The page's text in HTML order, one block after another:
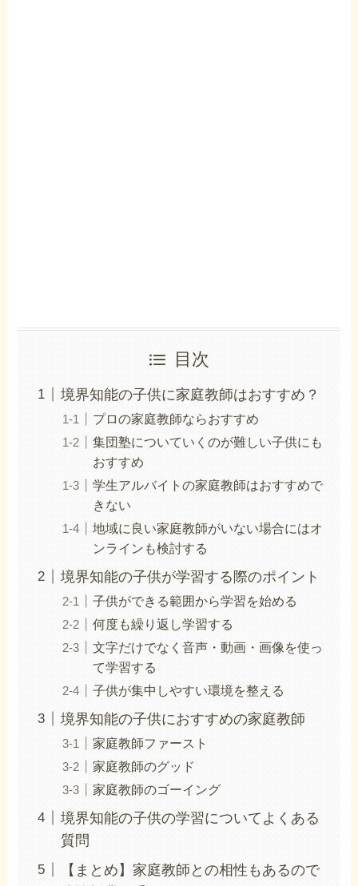
目次
境界知能の子供に家庭教師はおすすめ？
プロの家庭教師ならおすすめ
集団塾についていくのが難しい子供にも
おすすめ
学生アルバイトの家庭教師はおすすめで
きない
地域に良い家庭教師がいない場合にはオ
ンラインも検討する
境界知能の子供が学習する際のポイント
子供ができる範囲から学習を始める
何度も繰り返し学習する
文字だけでなく音声・動画・画像を使っ
て学習する
子供が集中しやすい環境を整える
境界知能の子供におすすめの家庭教師
家庭教師ファースト
家庭教師のグッド
家庭教師のゴーイング
境界知能の子供の学習についてよくある
質問
【まとめ】家庭教師との相性もあるので